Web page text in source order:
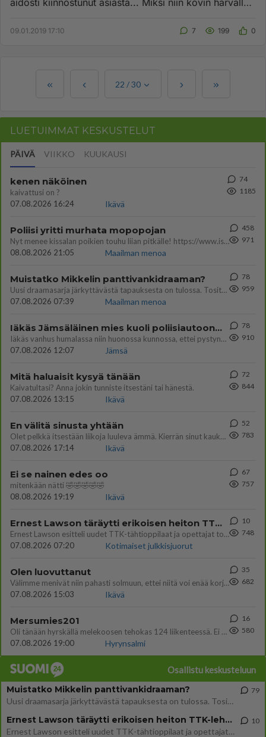
aidosti kiinnostunut asiasta... Miksi niin kovin harvalla
09.01.2019 17:10 7 199 0
22 /30
LUETUIMMAT KESKUSTELUT
PÄIVÄ VIIKKO KUUKAUSI
kenen näköinen
kaivattusi on ?
07.08.2026 16:24
Ikävä
74
1185
Poliisi yritti murhata mopopojan
Nyt menee kissalan poikien touhu liian pitkälle! https://www.is.fi/kotimaa/art-2000012193221.html Karu video mopomiiti
08.08.2026 21:05
Maailman menoa
458
971
Muistatko Mikkelin panttivankidraaman?
Uusi draamasarja järkyttävästä tapauksesta on tulossa. Tositapahtumiin perustuva sarja ammentaa vuoden 1986 Mikkelin pan
07.08.2026 07:39
Maailman menoa
78
959
Iäkäs Jämsäläinen mies kuoli poliisiautoon matkalla Jyväskylän putkaan
Iäkäs vanhus humalassa niin huonossa kunnossa, ettei pystynyt huolehtimaan itsestään niin ainoa apu sillä hetkellä oli
07.08.2026 12:07
Jämsä
78
910
Mitä haluaisit kysyä tänään
Kaivatultasi? Anna jokin tunniste itsestäni tai hänestä.
07.08.2026 13:15
Ikävä
72
844
En välitä sinusta yhtään
Olet pelkkä itsestään liikoja luuleva ämmä. Kierrän sinut kaukaa nyt ja aina. Olit mulle pelkkä lelu vaan.
07.08.2026 17:14
Ikävä
52
783
Ei se nainen edes oo
mitenkään nätti 🤣🤣🤣🤣🤣
08.08.2026 19:19
Ikävä
67
757
Ernest Lawson täräytti erikoisen heiton TTK-lehdistötilaisuudessa: " Onko tässä tarkoituksena...?"
Ernest Lawson esitteli uudet TTK-tähtioppilaat ja opettajat torstaina 6.8. lehdistölle. Tulevalla kaudella on yksi hausk
07.08.2026 07:20
Kotimaiset julkkisjuorut
10
748
Olen luovuttanut
Välimme menivät niin pahasti solmuun, ettei niitä voi enää korjata. On aika jatkaa elämässä eteenpäin. Toivon sulle kaik
07.08.2026 15:03
Ikävä
35
682
Mersumies201
Oli tänään hyrskällä melekoosen tehokas 124 liikenteessä. Ei paljon vastamäki haitannu....
07.08.2026 19:00
Hyrynsalmi
16
580
Osallistu keskusteluun
Muistatko Mikkelin panttivankidraaman?
Uusi draamasarja järkyttävästä tapauksesta on tulossa. Tositapahtumiin perustuva sarja ammentaa vuoden 1986 Mikkelin pan
79
Ernest Lawson täräytti erikoisen heiton TTK-lehdistötilaisuudessa: " Onko tässä tarkoituksena...?"
Ernest Lawson esitteli uudet TTK-tähtioppilaat ja opettajat torstaina 6.8. lehdistölle. Tulevalla kaudella on yksi hausk
10